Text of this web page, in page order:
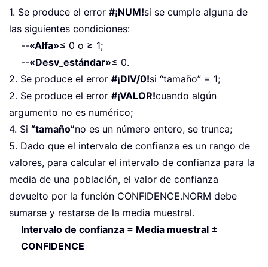
1. Se produce el error #¡NUM!si se cumple alguna de
las siguientes condiciones:
--«Alfa»≤ 0 o ≥ 1;
--«Desv_estándar»≤ 0.
2. Se produce el error #¡DIV/0!si “tamaño” = 1;
2. Se produce el error #¡VALOR!cuando algún
argumento no es numérico;
4. Si “tamaño”no es un número entero, se trunca;
5. Dado que el intervalo de confianza es un rango de
valores, para calcular el intervalo de confianza para la
media de una población, el valor de confianza
devuelto por la función CONFIDENCE.NORM debe
sumarse y restarse de la media muestral.
Intervalo de confianza = Media muestral ±
CONFIDENCE